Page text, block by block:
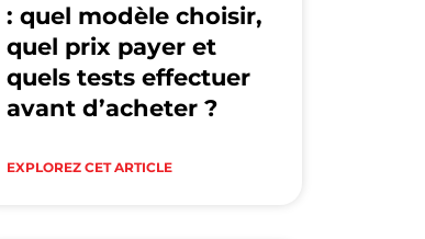
: quel modèle choisir,
quel prix payer et
quels tests effectuer
avant d’acheter ?
EXPLOREZ CET ARTICLE